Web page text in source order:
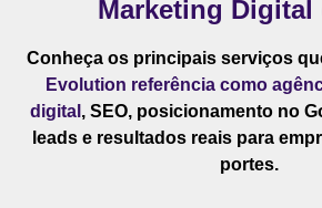
Marketing Digital
Conheça os principais serviços
Evolution referência como
digital , SEO, posicionamento no
leads e resultados reais para
portes.